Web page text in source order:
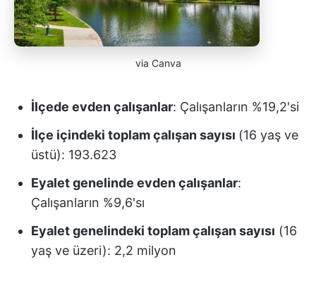
via Canva
İlçede evden çalışanlar: Çalışanların %19,2'si
İlçe içindeki toplam çalışan sayısı (16 yaş ve
üstü): 193.623
Eyalet genelinde evden çalışanlar:
Çalışanların %9,6'sı
Eyalet genelindeki toplam çalışan sayısı (16
yaş ve üzeri): 2,2 milyon